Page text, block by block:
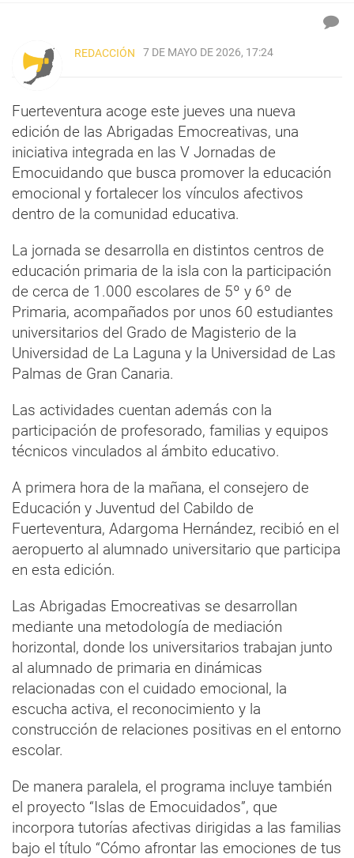
REDACCIÓN 7 DE MAYO DE 2026, 17:24
Fuerteventura acoge este jueves una nueva
edición de las Abrigadas Emocreativas, una
iniciativa integrada en las V Jornadas de
Emocuidando que busca promover la educación
emocional y fortalecer los vínculos afectivos
dentro de la comunidad educativa.
La jornada se desarrolla en distintos centros de
educación primaria de la isla con la participación
de cerca de 1.000 escolares de 5º y 6º de
Primaria, acompañados por unos 60 estudiantes
universitarios del Grado de Magisterio de la
Universidad de La Laguna y la Universidad de Las
Palmas de Gran Canaria.
Las actividades cuentan además con la
participación de profesorado, familias y equipos
técnicos vinculados al ámbito educativo.
A primera hora de la mañana, el consejero de
Educación y Juventud del Cabildo de
Fuerteventura, Adargoma Hernández, recibió en el
aeropuerto al alumnado universitario que participa
en esta edición.
Las Abrigadas Emocreativas se desarrollan
mediante una metodología de mediación
horizontal, donde los universitarios trabajan junto
al alumnado de primaria en dinámicas
relacionadas con el cuidado emocional, la
escucha activa, el reconocimiento y la
construcción de relaciones positivas en el entorno
escolar.
De manera paralela, el programa incluye también
el proyecto “Islas de Emocuidados”, que
incorpora tutorías afectivas dirigidas a las familias
bajo el título “Cómo afrontar las emociones de tus